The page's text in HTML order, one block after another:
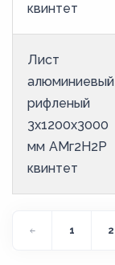
квинтет
Лист
алюминиевый
рифленый
3х1200х3000
мм АМг2Н2Р
квинтет
1 2